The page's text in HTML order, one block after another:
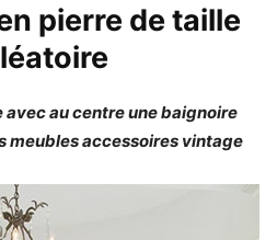
pierre de taille
avec au centre une baignoire
meubles accessoires vintage